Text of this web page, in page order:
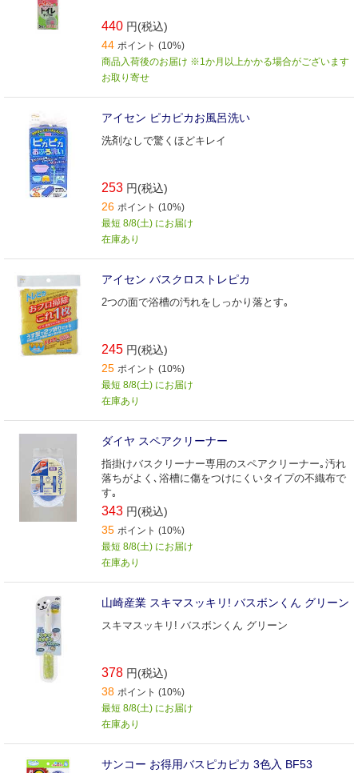
440 円(税込)
44 ポイント (10%)
商品入荷後のお届け ※1か月以上かかる場合がございます
お取り寄せ
アイセン ピカピカお風呂洗い
洗剤なしで驚くほどキレイ
253 円(税込)
26 ポイント (10%)
最短 8/8(土) にお届け
在庫あり
アイセン バスクロストレピカ
2つの面で浴槽の汚れをしっかり落とす｡
245 円(税込)
25 ポイント (10%)
最短 8/8(土) にお届け
在庫あり
ダイヤ スペアクリーナー
指掛けバスクリーナー専用のスペアクリーナー｡汚れ
落ちがよく､浴槽に傷をつけにくいタイプの不織布で
す｡
343 円(税込)
35 ポイント (10%)
最短 8/8(土) にお届け
在庫あり
山崎産業 スキマスッキリ! バスボンくん グリーン
スキマスッキリ! バスボンくん グリーン
378 円(税込)
38 ポイント (10%)
最短 8/8(土) にお届け
在庫あり
サンコー お得用バスピカピカ 3色入 BF53